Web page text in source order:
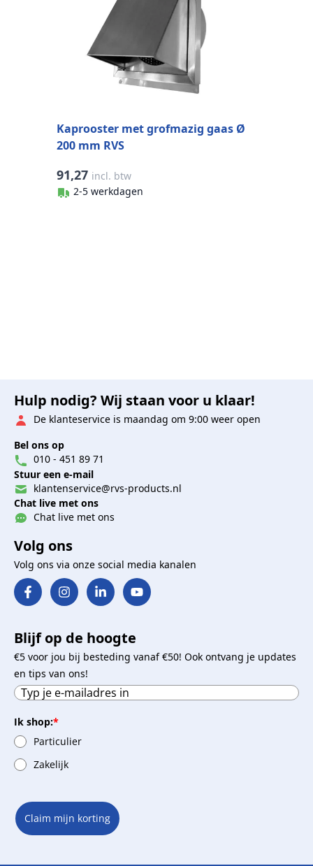
Kaprooster met grofmazig gaas Ø
200 mm RVS
91,27 incl. btw
2-5 werkdagen
Hulp nodig? Wij staan voor u klaar!
De klanteservice is maandag om 9:00 weer open
Bel ons op
010 - 451 89 71
Stuur een e-mail
klantenservice@rvs-products.nl
Chat live met ons
Chat live met ons
Volg ons
Volg ons via onze social media kanalen
Blijf op de hoogte
€5 voor jou bij besteding vanaf €50! Ook ontvang je updates
en tips van ons!
Ik shop:*
Particulier
Zakelijk
Claim mijn korting